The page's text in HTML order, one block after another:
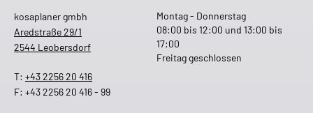
kosaplaner gmbh
Aredstraße 29/1
2544 Leobersdorf
T: +43 2256 20 416
F: +43 2256 20 416 - 99
Montag - Donnerstag
08:00 bis 12:00 und 13:00 bis
17:00
Freitag geschlossen